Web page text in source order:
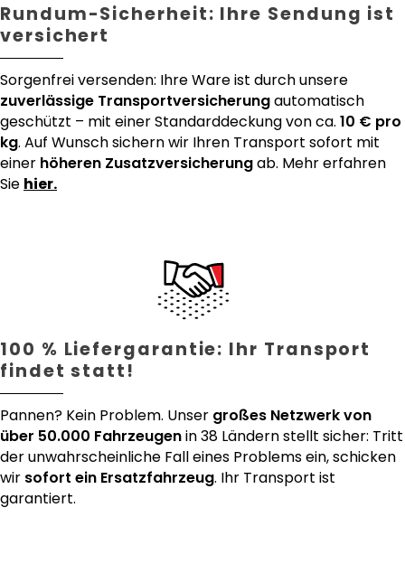
Rundum-Sicherheit: Ihre Sendung ist
versichert
Sorgenfrei versenden: Ihre Ware ist durch unsere
zuverlässige Transportversicherungautomatisch
geschützt – mit einer Standarddeckung von ca. 10 € pro
kg. Auf Wunsch sichern wir Ihren Transport sofort mit
einer höheren Zusatzversicherungab. Mehr erfahren
Sie hier.
100 % Liefergarantie: Ihr Transport
findet statt!
Pannen? Kein Problem. Unser großes Netzwerk von
über 50.000 Fahrzeugenin 38 Ländern stellt sicher: Tritt
der unwahrscheinliche Fall eines Problems ein, schicken
wir sofort ein Ersatzfahrzeug. Ihr Transport ist
garantiert.